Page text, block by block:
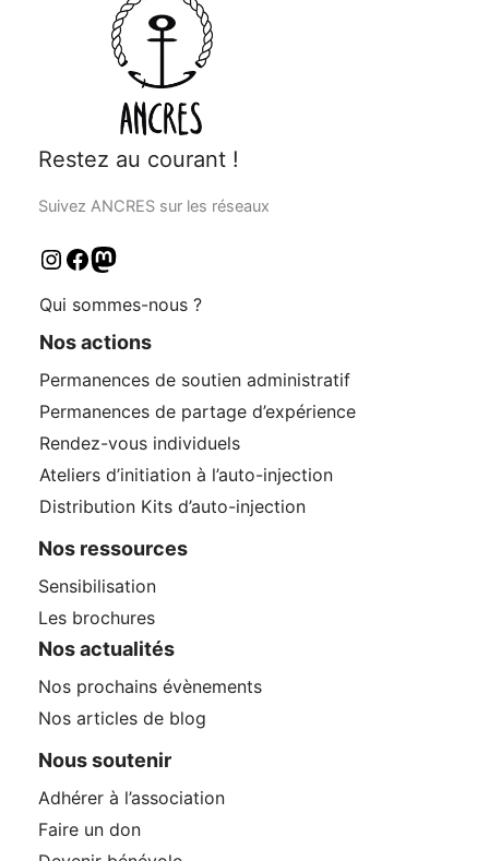
Restez au courant !
Suivez ANCRES sur les réseaux
Qui sommes-nous ?
Nos actions
Permanences de soutien administratif
Permanences de partage d’expérience
Rendez-vous individuels
Ateliers d’initiation à l’auto-injection
Distribution Kits d’auto-injection
Nos ressources
Sensibilisation
Les brochures
Nos actualités
Nos prochains évènements
Nos articles de blog
Nous soutenir
Adhérer à l’association
Faire un don